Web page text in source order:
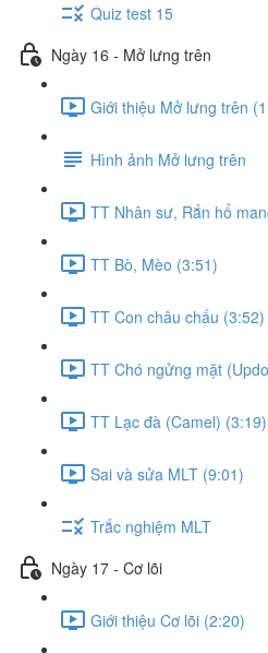
Quiz test 15
Ngày 16 - Mở lưng trên
Giới thiệu Mở lưng trên
Hình ảnh Mở lưng trên
TT Nhân sư, Rắn hổ
TT Bò, Mèo (3:51)
TT Con châu chấu (3:52)
TT Chó ngửng mặt
TT Lạc đà (Camel) (3:19)
Sai và sửa MLT (9:01)
Trắc nghiệm MLT
Ngày 17 - Cơ lõi
Giới thiệu Cơ lõi (2:20)